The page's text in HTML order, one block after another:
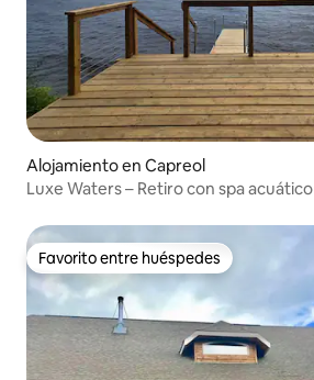
Alojamiento en Capreol
Luxe Waters – Retiro con spa acuático
Favorito entre huéspedes
Favorito entre huéspedes